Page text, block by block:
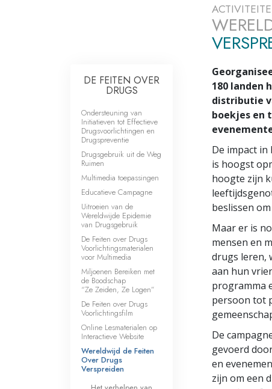
180 landen
distributie
boekjes en
De impact
is hoogst
hoogte zijn
beslissen
Maar er is
mensen en
drugs leren,
aan hun
programma
persoon tot
De
gevoerd
en
zijn om een
DE FEITEN OVER
DRUGS
Ondersteuning van
Initiatieven tot Effectieve
Drugsvoorlichtingen en
Drugspreventie
Drugsgebruik uit de Weg
Ruimen
Multimedia toepassingen
Educatieve Campagne
Uitroeien van de
Wereldwijde Epidemie
van Drugsgebruik
De Feiten over Drugs
Voorlichtingsmaterialen
voor Multimedia
Miljoenen Bereiken met
de Boodschap
“Ze Zeiden, Ze Logen”
De Feiten over Drugs
Voorlichtingsfilm
Online Lesmaterialen op
Interactieve Website
Wereldwijd de Feiten
Over Drugs
Verspreiden